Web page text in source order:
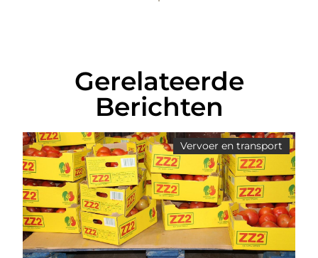
Gerelateerde
Berichten
Vervoer en transport